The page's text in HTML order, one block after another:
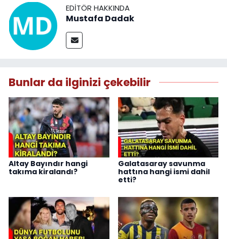
EDITÖR HAKKINDA
Mustafa Dadak
Bunlar da ilginizi çekebilir
Altay Bayındır hangi
takıma kiralandı?
Galatasaray savunma
hattına hangi ismi dahil
etti?